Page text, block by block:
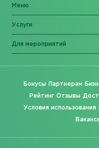
Меню
Услуги
Для мероприятий
Бонусы Партнерам
Рейтинг Отзывы
Условия использования